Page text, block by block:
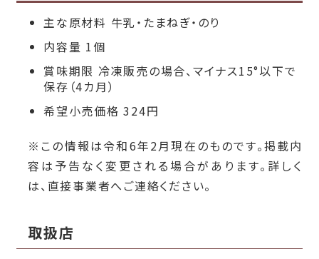
主な原材料 牛乳・たまねぎ・のり
内容量 1個
賞味期限 冷凍販売の場合、マイナス15°以下で
保存（4カ月）
希望小売価格 324円
※この情報は令和6年2月現在のものです。掲載内
容は予告なく変更される場合があります。詳しく
は、直接事業者へご連絡ください。
取扱店